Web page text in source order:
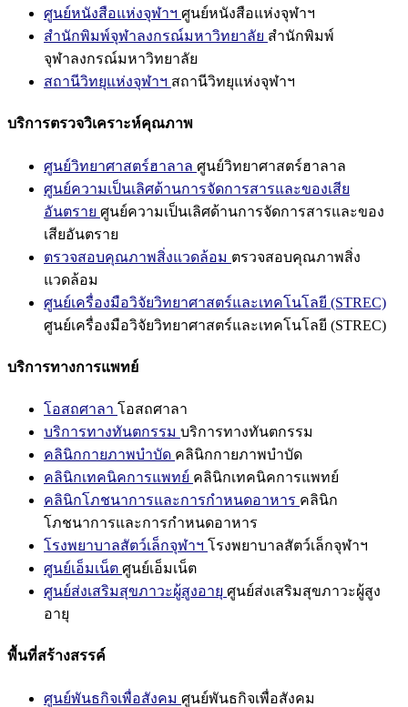
ศูนย์หนังสือแห่งจุฬาฯ ศูนย์หนังสือแห่งจุฬาฯ
สำนักพิมพ์จุฬาลงกรณ์มหาวิทยาลัย สำนักพิมพ์
จุฬาลงกรณ์มหาวิทยาลัย
สถานีวิทยุแห่งจุฬาฯ สถานีวิทยุแห่งจุฬาฯ
บริการตรวจวิเคราะห์คุณภาพ
ศูนย์วิทยาศาสตร์ฮาลาล ศูนย์วิทยาศาสตร์ฮาลาล
ศูนย์ความเป็นเลิศด้านการจัดการสารและของเสีย
อันตราย ศูนย์ความเป็นเลิศด้านการจัดการสารและของ
เสียอันตราย
ตรวจสอบคุณภาพสิ่งแวดล้อม ตรวจสอบคุณภาพสิ่ง
แวดล้อม
ศูนย์เครื่องมือวิจัยวิทยาศาสตร์และเทคโนโลยี (STREC)
ศูนย์เครื่องมือวิจัยวิทยาศาสตร์และเทคโนโลยี (STREC)
บริการทางการแพทย์
โอสถศาลา โอสถศาลา
บริการทางทันตกรรม บริการทางทันตกรรม
คลินิกกายภาพบำบัด คลินิกกายภาพบำบัด
คลินิกเทคนิคการแพทย์ คลินิกเทคนิคการแพทย์
คลินิกโภชนาการและการกำหนดอาหาร คลินิก
โภชนาการและการกำหนดอาหาร
โรงพยาบาลสัตว์เล็กจุฬาฯ โรงพยาบาลสัตว์เล็กจุฬาฯ
ศูนย์เอ็มเน็ต ศูนย์เอ็มเน็ต
ศูนย์ส่งเสริมสุขภาวะผู้สูงอายุ ศูนย์ส่งเสริมสุขภาวะผู้สูง
อายุ
พื้นที่สร้างสรรค์
ศูนย์พันธกิจเพื่อสังคม ศูนย์พันธกิจเพื่อสังคม